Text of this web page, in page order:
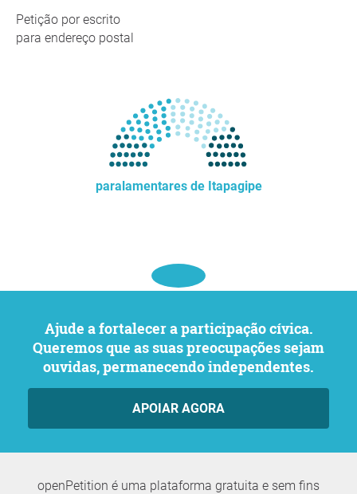
Petição por escrito
para endereço postal
paralamentares de Itapagipe
Ajude a fortalecer a participação cívica.
Queremos que as suas preocupações sejam
ouvidas, permanecendo independentes.
APOIAR AGORA
openPetition é uma plataforma gratuita e sem fins